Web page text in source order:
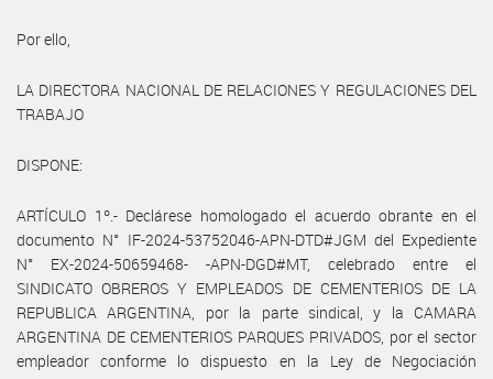
Por ello,
LA DIRECTORA NACIONAL DE RELACIONES Y REGULACIONES DEL
TRABAJO
DISPONE:
ARTÍCULO 1º.- Declárese homologado el acuerdo obrante en el
documento N° IF-2024-53752046-APN-DTD#JGM del Expediente
N° EX-2024-50659468- -APN-DGD#MT, celebrado entre el
SINDICATO OBREROS Y EMPLEADOS DE CEMENTERIOS DE LA
REPUBLICA ARGENTINA, por la parte sindical, y la CAMARA
ARGENTINA DE CEMENTERIOS PARQUES PRIVADOS, por el sector
empleador conforme lo dispuesto en la Ley de Negociación